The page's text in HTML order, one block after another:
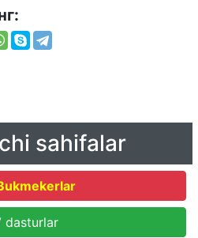
sahifalar
dasturlar